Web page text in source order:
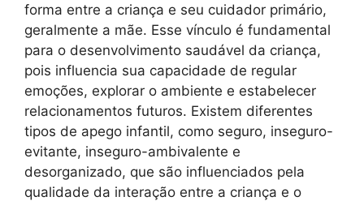
forma entre a criança e seu cuidador primário,
geralmente a mãe. Esse vínculo é fundamental
para o desenvolvimento saudável da criança,
pois influencia sua capacidade de regular
emoções, explorar o ambiente e estabelecer
relacionamentos futuros. Existem diferentes
tipos de apego infantil, como seguro, inseguro-
evitante, inseguro-ambivalente e
desorganizado, que são influenciados pela
qualidade da interação entre a criança e o